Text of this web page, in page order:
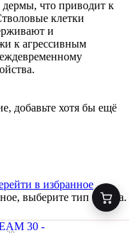
что приводит к
клетки
и
к агрессивным
добавьте хотя бы ещё
в избранное
выберите тип товара.